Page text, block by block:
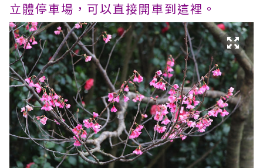
立體停車場，可以直接開車到這裡。